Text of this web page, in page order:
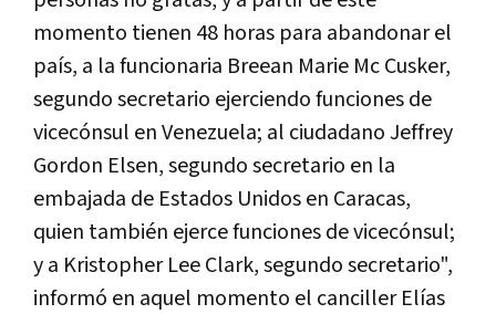
momento tienen 48 horas para abandonar el
país, a la funcionaria Breean Marie Mc Cusker,
segundo secretario ejerciendo funciones de
vicecónsul en Venezuela; al ciudadano Jeffrey
Gordon Elsen, segundo secretario en la
embajada de Estados Unidos en Caracas,
quien también ejerce funciones de vicecónsul;
y a Kristopher Lee Clark, segundo secretario",
informó en aquel momento el canciller Elías